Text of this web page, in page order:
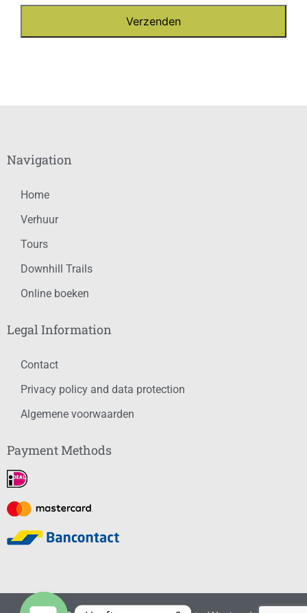
Navigation
Home
Verhuur
Tours
Downhill Trails
Online boeken
Legal Information
Contact
Privacy policy and data protection
Algemene voorwaarden
Payment Methods